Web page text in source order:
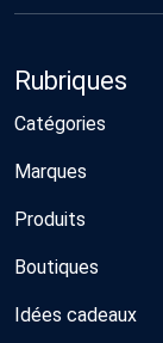
Rubriques
Catégories
Marques
Produits
Boutiques
Idées cadeaux